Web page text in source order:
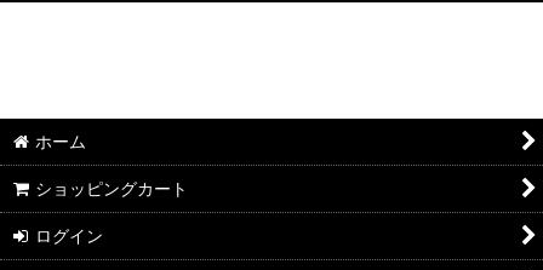
2026年6月DMワイン
2026年5月DMワイン
2026年4月DMワイン
ホーム
ショッピングカート
ログイン